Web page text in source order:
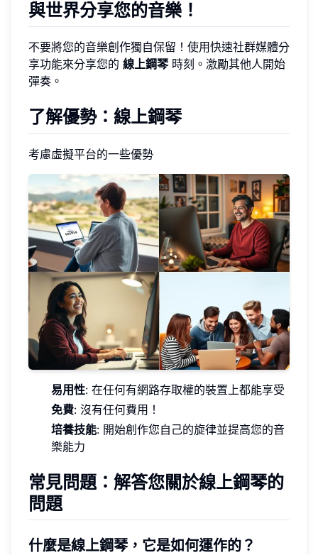
與世界分享您的音樂！
不要將您的音樂創作獨自保留！使用快速社群媒體分
享功能來分享您的 線上鋼琴時刻。激勵其他人開始
彈奏。
了解優勢：線上鋼琴
考慮虛擬平台的一些優勢
易用性: 在任何有網路存取權的裝置上都能享受
免費: 沒有任何費用！
培養技能: 開始創作您自己的旋律並提高您的音
樂能力
常見問題：解答您關於線上鋼琴的
問題
什麼是線上鋼琴，它是如何運作的？